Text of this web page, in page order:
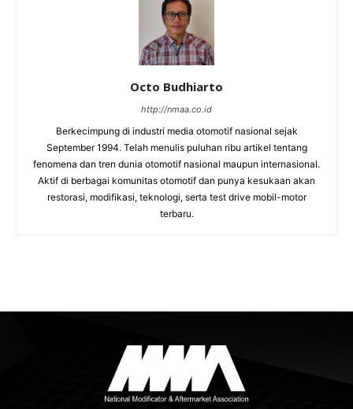
Octo Budhiarto
http://nmaa.co.id
Berkecimpung di industri media otomotif nasional sejak
September 1994. Telah menulis puluhan ribu artikel tentang
fenomena dan tren dunia otomotif nasional maupun internasional.
Aktif di berbagai komunitas otomotif dan punya kesukaan akan
restorasi, modifikasi, teknologi, serta test drive mobil-motor
terbaru.